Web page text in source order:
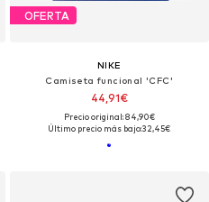
OFERTA
NIKE
Camiseta funcional 'CFC'
44,91€
Precio original: 84,90€
Último precio más bajo:32,45€